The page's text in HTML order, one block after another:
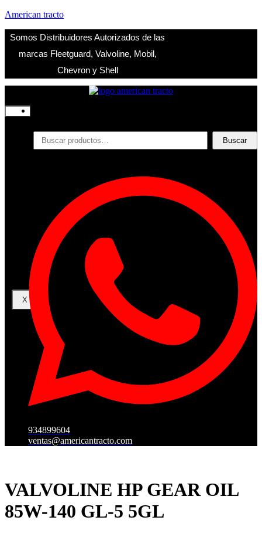
American tracto
Somos Distribuidores Autorizados de las
marcas Fleetguard, Valvoline, Mobil,
Chevron y Shell
Productos
Filtros
Contacto
Acceder
Iniciar Sesion
Registro
Restablecer la contraseña
X
Buscar
934899604
ventas@americantracto.com
VALVOLINE HP GEAR OIL
85W-140 GL-5 5GL